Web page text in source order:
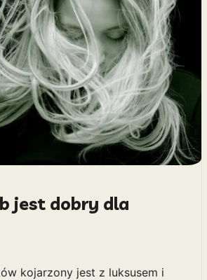
jest dobry dla
kojarzony jest z luksusem i